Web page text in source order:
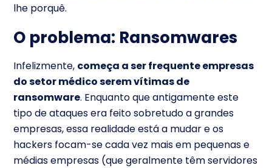
lhe porquê.
O problema: Ransomwares
Infelizmente, começa a ser frequente empresas
do setor médico serem vítimas de
ransomware. Enquanto que antigamente este
tipo de ataques era feito sobretudo a grandes
empresas, essa realidade está a mudar e os
hackers focam-se cada vez mais em pequenas e
médias empresas (que geralmente têm servidores